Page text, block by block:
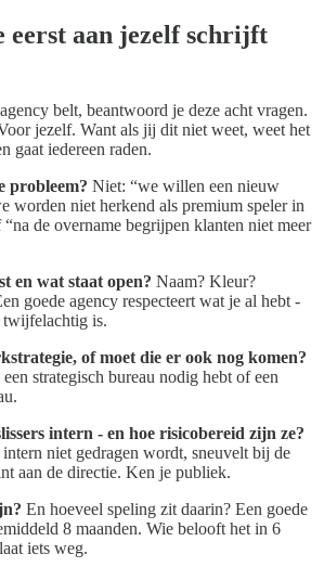
eerst aan jezelf schrijft
belt, beantwoord je deze acht vragen.
jezelf. Want als jij dit niet weet, weet het
gaat iedereen raden.
probleem? Niet: “we willen een nieuw
worden niet herkend als premium speler in
“na de overname begrijpen klanten niet meer
en wat staat open? Naam? Kleur?
goede agency respecteert wat je al hebt -
twijfelachtig is.
of moet die er ook nog komen?
strategisch bureau nodig hebt of een
intern - en hoe risicobereid zijn ze?
niet gedragen wordt, sneuvelt bij de
aan de directie. Ken je publiek.
En hoeveel speling zit daarin? Een goede
8 maanden. Wie belooft het in 6
iets weg.